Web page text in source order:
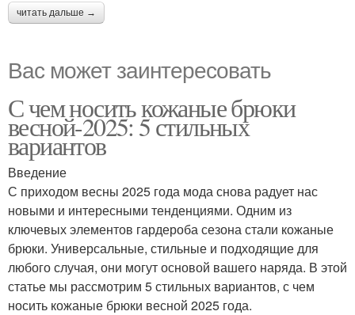
читать дальше →
Вас может заинтересовать
С чем носить кожаные брюки
весной-2025: 5 стильных
вариантов
Введение
С приходом весны 2025 года мода снова радует нас
новыми и интересными тенденциями. Одним из
ключевых элементов гардероба сезона стали кожаные
брюки. Универсальные, стильные и подходящие для
любого случая, они могут основой вашего наряда. В этой
статье мы рассмотрим 5 стильных вариантов, с чем
носить кожаные брюки весной 2025 года.